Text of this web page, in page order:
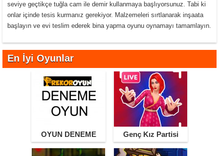
seviye geçtikçe tuğla cam ile demir kullanmaya başlıyorsunuz. Tabi ki
onlar içinde tesis kurmanız gerekiyor. Malzemeleri sırtlanarak inşaata
başlayın ve evi teslim ederek bina yapma oyunu oynamayı tamamlayın.
En İyi Oyunlar
OYUN DENEME Genç Kız Partisi